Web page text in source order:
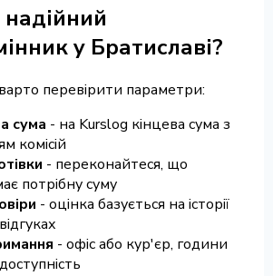
у Братиславі?
перевірити параметри:
сума - на Kurslog кінцева сума з
комісій
- переконайтеся, що
потрібну суму
- оцінка базується на історії
- офіс або кур'єр, години